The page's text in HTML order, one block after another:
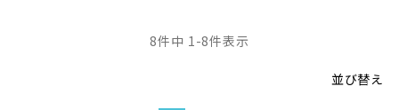
並び替え
8件中 1 -8件表示